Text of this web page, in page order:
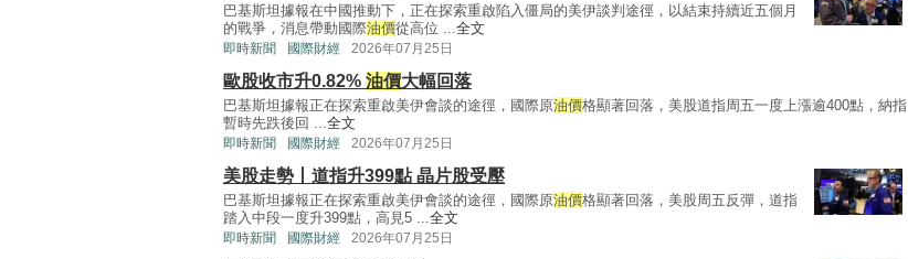
巴基斯坦據報在中國推動下，正在探索重啟陷入僵局的美伊談判途徑，以結束持續近五個月
的戰爭，消息帶動國際油價從高位 ... 全文
即時新聞 國際財經 2026年07月25日
歐股收市升0.82% 油價大幅回落
巴基斯坦據報正在探索重啟美伊會談的途徑，國際原油價格顯著回落，美股道指周五一度上漲逾400點，納指
暫時先跌後回 ... 全文
即時新聞 國際財經 2026年07月25日
美股走勢丨道指升399點 晶片股受壓
巴基斯坦據報正在探索重啟美伊會談的途徑，國際原油價格顯著回落，美股周五反彈，道指
踏入中段一度升399點，高見5 ... 全文
即時新聞 國際財經 2026年07月25日